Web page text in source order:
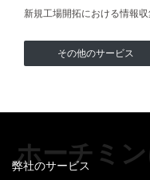
新規工場開拓における情報
その他のサービス
ホーチミ
弊社のサービス